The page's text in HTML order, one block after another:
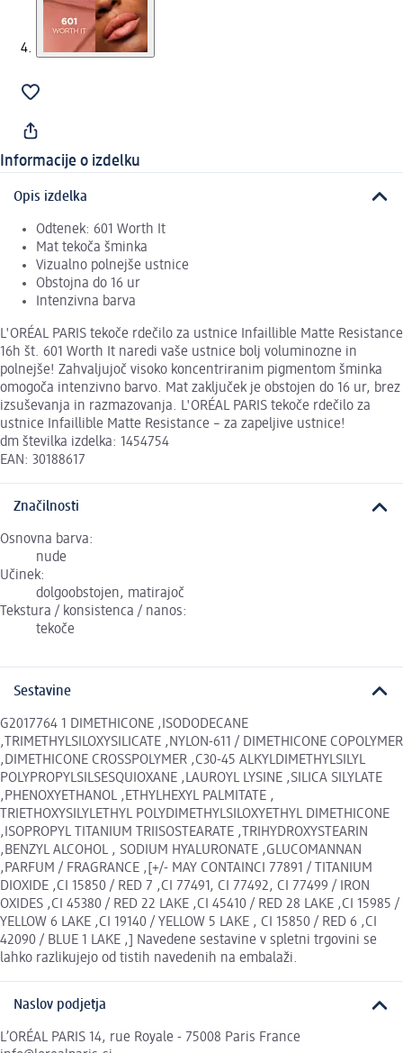
Informacije o izdelku
Opis izdelka
Odtenek: 601 Worth It
Mat tekoča šminka
Vizualno polnejše ustnice
Obstojna do 16 ur
Intenzivna barva
L'ORÉAL PARIS tekoče rdečilo za ustnice Infaillible Matte Resistance
16h št. 601 Worth It naredi vaše ustnice bolj voluminozne in
polnejše! Zahvaljujoč visoko koncentriranim pigmentom šminka
omogoča intenzivno barvo. Mat zaključek je obstojen do 16 ur, brez
izsuševanja in razmazovanja. L'ORÉAL PARIS tekoče rdečilo za
ustnice Infaillible Matte Resistance – za zapeljive ustnice!
dm številka izdelka: 1454754
EAN: 30188617
Značilnosti
Osnovna barva:
nude
Učinek:
dolgoobstojen, matirajoč
Tekstura / konsistenca / nanos:
tekoče
Sestavine
G2017764 1 DIMETHICONE ,ISODODECANE
,TRIMETHYLSILOXYSILICATE ,NYLON-611 / DIMETHICONE COPOLYMER
,DIMETHICONE CROSSPOLYMER ,C30-45 ALKYLDIMETHYLSILYL
POLYPROPYLSILSESQUIOXANE ,LAUROYL LYSINE ,SILICA SILYLATE
,PHENOXYETHANOL ,ETHYLHEXYL PALMITATE ,
TRIETHOXYSILYLETHYL POLYDIMETHYLSILOXYETHYL DIMETHICONE
,ISOPROPYL TITANIUM TRIISOSTEARATE ,TRIHYDROXYSTEARIN
,BENZYL ALCOHOL , SODIUM HYALURONATE ,GLUCOMANNAN
,PARFUM / FRAGRANCE ,[+/- MAY CONTAINCI 77891 / TITANIUM
DIOXIDE ,CI 15850 / RED 7 ,CI 77491, CI 77492, CI 77499 / IRON
OXIDES ,CI 45380 / RED 22 LAKE ,CI 45410 / RED 28 LAKE ,CI 15985 /
YELLOW 6 LAKE ,CI 19140 / YELLOW 5 LAKE , CI 15850 / RED 6 ,CI
42090 / BLUE 1 LAKE ,] Navedene sestavine v spletni trgovini se
lahko razlikujejo od tistih navedenih na embalaži.
Naslov podjetja
L’ORÉAL PARIS 14, rue Royale - 75008 Paris France